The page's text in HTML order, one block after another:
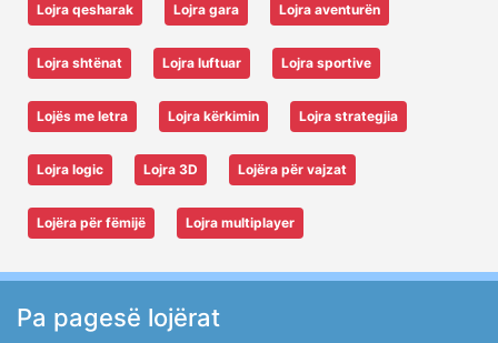
Lojra qesharak Lojra gara Lojra aventurën
Lojra shtënat Lojra luftuar Lojra sportive
Lojës me letra Lojra kërkimin Lojra strategjia
Lojra logic Lojra 3D Lojëra për vajzat
Lojëra për fëmijë Lojra multiplayer
Pa pagesë lojërat